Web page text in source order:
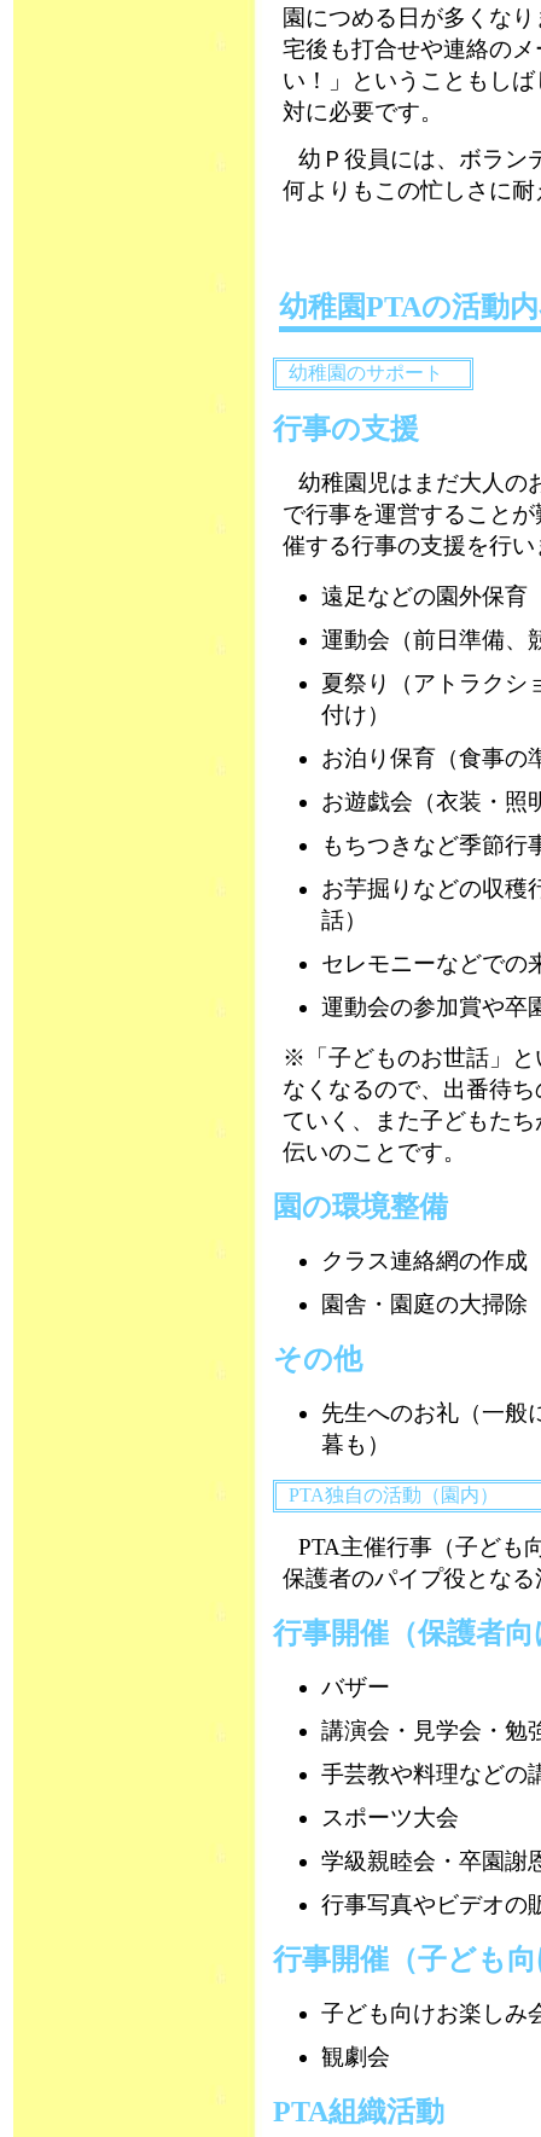
園につめる日が多くな
宅後も打合せや連絡の
い！」ということもし
対に必要です。
幼Ｐ役員には、ボラン
何よりもこの忙しさに
幼稚園PTAの活動
幼稚園のサポート
行事の支援
幼稚園児はまだ大人の
で行事を運営すること
催する行事の支援を行
遠足などの園外保育
運動会（前日準備、
夏祭り（アトラクシ
付け）
お泊り保育（食事の
お遊戯会（衣装・照
もちつきなど季節行
お芋掘りなどの収穫
話）
セレモニーなどでの
運動会の参加賞や卒
※「子どものお世話」と
なくなるので、出番待
ていく、また子どもた
伝いのことです。
園の環境整備
クラス連絡網の作成
園舎・園庭の大掃除
その他
先生へのお礼（一般
暮も）
PTA独自の活動（園内）
PTA主催行事（子ども
保護者のパイプ役とな
行事開催（保護者
バザー
講演会・見学会・勉
手芸教や料理などの
スポーツ大会
学級親睦会・卒園謝
行事写真やビデオの
行事開催（子ども
子ども向けお楽しみ
観劇会
PTA組織活動